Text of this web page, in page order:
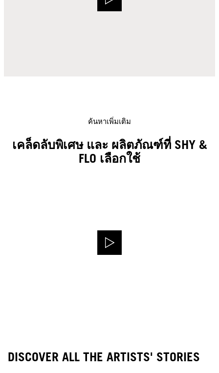
ค้นหาเพิ่มเติม
เคล็ดลับพิเศษ และ ผลิตภัณฑ์ที่ SHY &
FLO เลือกใช้
DISCOVER ALL THE ARTISTS' STORIES